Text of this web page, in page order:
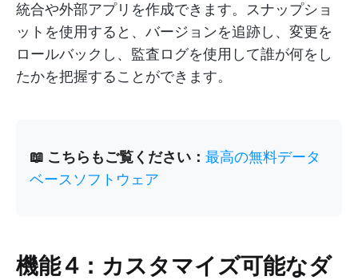
統合や外部アプリを作成できます。スナップショ
ットを使用すると、バージョンを追跡し、変更を
ロールバックし、監査ログを使用して誰が何をし
たかを把握することができます。
📖 こちらもご覧ください： 最高の無料データ
ベースソフトウェア
機能 4：カスタマイズ可能なダ